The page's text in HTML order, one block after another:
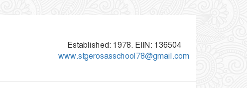
Established: 1978. EIIN: 136504
www.stgerosasschool78@gmail.com